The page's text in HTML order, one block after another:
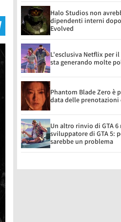
Halo Studios non
dipendenti interni
Evolved
L'esclusiva Netflix per
sta generando molte
Phantom Blade Zero è
data delle prenotazioni
Un altro rinvio di GTA
sviluppatore di GTA 5:
sarebbe un problema